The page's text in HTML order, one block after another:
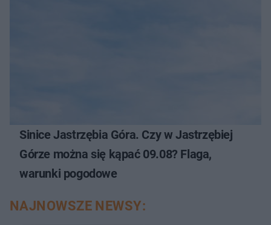
Sinice Jastrzębia Góra. Czy w Jastrzębiej
Górze można się kąpać 09.08? Flaga,
warunki pogodowe
NAJNOWSZE NEWSY: